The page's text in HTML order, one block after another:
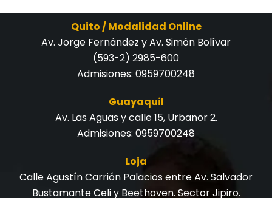
Quito / Modalidad Online
Av. Jorge Fernández y Av. Simón Bolívar
(593-2) 2985-600
Admisiones: 0959700248
Guayaquil
Av. Las Aguas y calle 15, Urbanor 2.
Admisiones: 0959700248
Loja
Calle Agustín Carrión Palacios entre Av. Salvador
Bustamante Celi y Beethoven. Sector Jipiro.